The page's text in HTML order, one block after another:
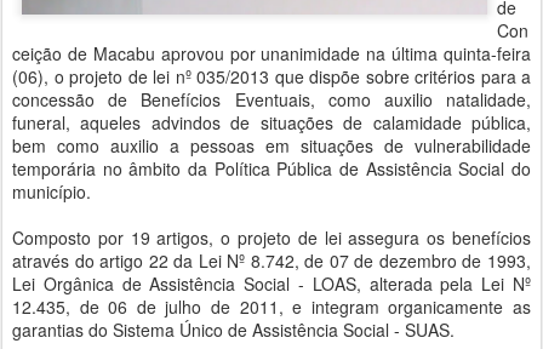
de
Con
ceição de Macabu aprovou por unanimidade na última quinta-feira
(06), o projeto de lei nº 035/2013 que dispõe sobre critérios para a
concessão de Benefícios Eventuais, como auxilio natalidade,
funeral, aqueles advindos de situações de calamidade pública,
bem como auxilio a pessoas em situações de vulnerabilidade
temporária no âmbito da Política Pública de Assistência Social do
município.
Composto por 19 artigos, o projeto de lei assegura os benefícios
através do artigo 22 da Lei Nº 8.742, de 07 de dezembro de 1993,
Lei Orgânica de Assistência Social - LOAS, alterada pela Lei Nº
12.435, de 06 de julho de 2011, e integram organicamente as
garantias do Sistema Único de Assistência Social - SUAS.